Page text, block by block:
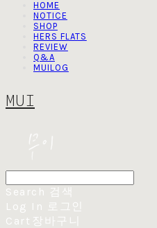
HOME
NOTICE
SHOP
HERS FLATS
REVIEW
Q&A
MUILOG
MUI
Search 검색
Log In 로그인
Cart 장바구니